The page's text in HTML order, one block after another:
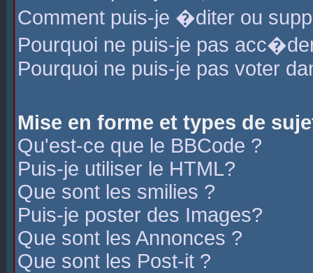
Comment puis-je �diter ou
Pourquoi ne puis-je pas
Pourquoi ne puis-je pas voter
Mise en forme et types de
Qu'est-ce que le BBCode ?
Puis-je utiliser le HTML?
Que sont les smilies ?
Puis-je poster des Images?
Que sont les Annonces ?
Que sont les Post-it ?